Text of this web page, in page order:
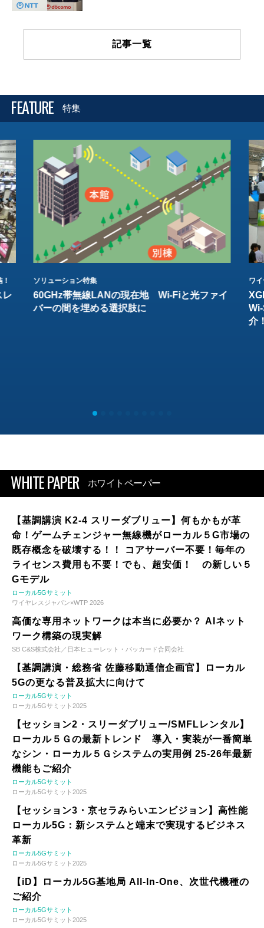
記事一覧
FEATURE 特集
レ
ソリューション特集
60GHz帯無線LANの現在地 Wi-Fiと光ファイ
バーの間を埋める選択肢に
ワ
介
WHITE PAPER ホワイトペーパー
【基調講演 K2-4 スリーダブリュー】何もかもが革
命！ゲームチェンジャー無線機がローカル５G市場の
既存概念を破壊する！！ コアサーバー不要！毎年の
ライセンス費用も不要！でも、超安価！ の新しい５
Gモデル
ローカル5Gサミット
ワイヤレスジャパン×WTP 2026
高価な専用ネットワークは本当に必要か？ AIネット
ワーク構築の現実解
SB C&S株式会社／日本ヒューレット・パッカード合同会社
【基調講演・総務省 佐藤移動通信企画官】ローカル
5Gの更なる普及拡大に向けて
ローカル5Gサミット
ローカル5Gサミット2025
【セッション2・スリーダブリュー/SMFLレンタル】
ローカル５Ｇの最新トレンド 導入・実装が一番簡単
なシン・ローカル５Ｇシステムの実用例 25-26年最新
機能もご紹介
ローカル5Gサミット
ローカル5Gサミット2025
【セッション3・京セラみらいエンビジョン】高性能
ローカル5G：新システムと端末で実現するビジネス
革新
ローカル5Gサミット
ローカル5Gサミット2025
【iD】ローカル5G基地局 All-In-One、次世代機種の
ご紹介
ローカル5Gサミット
ローカル5Gサミット2025